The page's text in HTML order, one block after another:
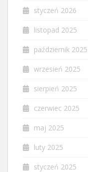
styczeń 2026
listopad 2025
październik 2025
wrzesień 2025
sierpień 2025
czerwiec 2025
maj 2025
luty 2025
styczeń 2025